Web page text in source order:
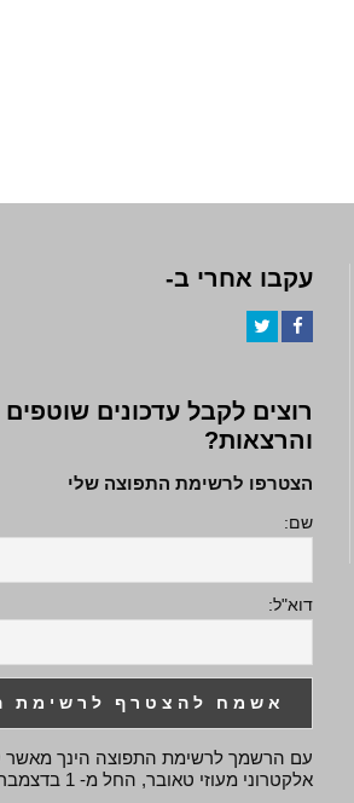
עקבו אחרי ב-
רוצים לקבל עדכונים שוטפים
והרצאות?
הצטרפו לרשימת התפוצה שלי
שם:
דוא"ל:
עם הרשמך לרשימת התפוצה הינך מאשר
אלקטרוני מעוזי טאובר, החל מ- 1 בדצמבר 2008.